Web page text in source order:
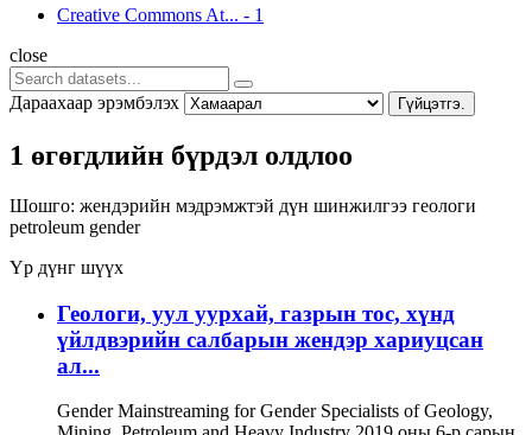
Creative Commons At... - 1
close
Дараахаар эрэмбэлэх Гүйцэтгэ.
1 өгөгдлийн бүрдэл олдлоо
Шошго: жендэрийн мэдрэмжтэй дүн шинжилгээ геологи
petroleum gender
Үр дүнг шүүх
Геологи, уул уурхай, газрын тос, хүнд
үйлдвэрийн салбарын жендэр хариуцсан
ал...
Gender Mainstreaming for Gender Specialists of Geology,